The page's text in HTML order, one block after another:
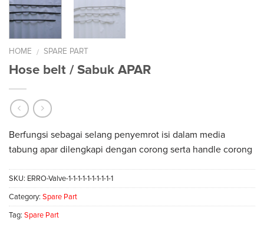
HOME / SPARE PART
Hose belt / Sabuk APAR
Berfungsi sebagai selang penyemrot isi dalam media
tabung apar dilengkapi dengan corong serta handle corong
SKU: ERRO-Valve-1-1-1-1-1-1-1-1-1-1
Category: Spare Part
Tag: Spare Part